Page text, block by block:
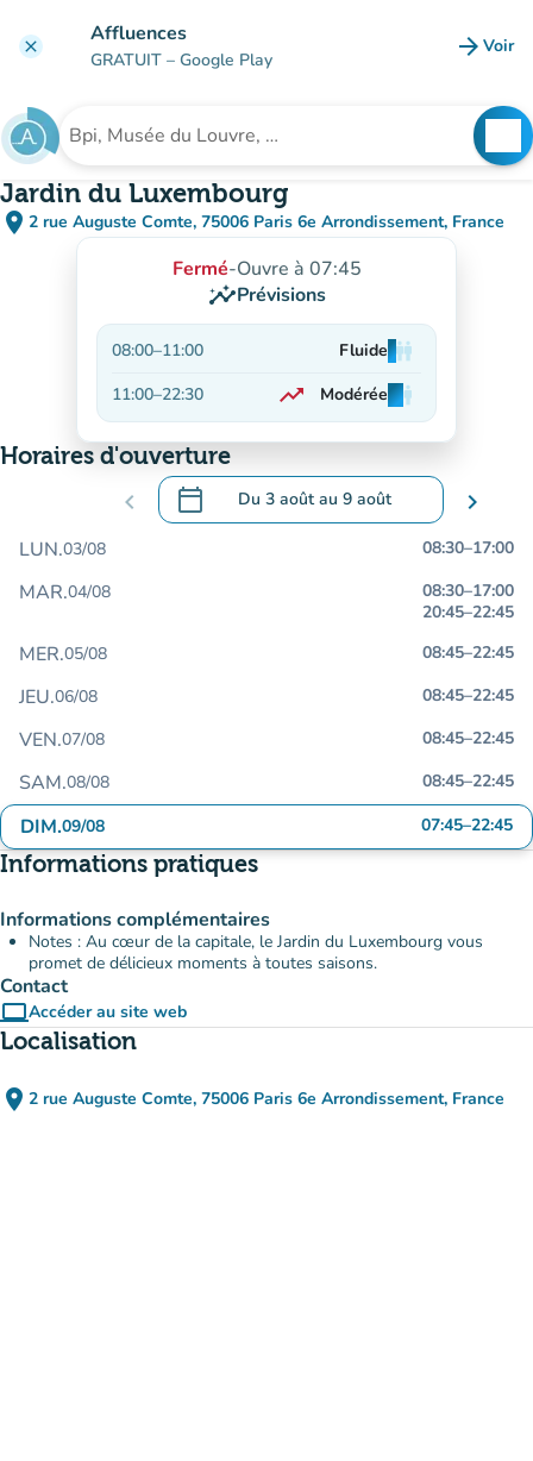
clear Affluences
GRATUIT – Google Play arrow_forward Voir
Rechercher un établissement
Jardin du Luxembourg
place 2 rue Auguste Comte, 75006 Paris 6e Arrondissement, France
(ouvrir dans Google Maps)
(nouvel onglet)
Fermé-Ouvre à 07:45
insightsPrévisions
08:00–11:00 Fluideman
man
man
11:00–22:30 trending_up
En hausse
Modéréeman
man
man
Horaires d'ouverture
chevron_left calendar_today Du 3 aoûtau 9 août
.Ouvrir le calendrier pour changer de
chevron_right
LUN.03/08 08:30–17:00
MAR.04/08 08:30–17:00
20:45–22:45
MER.05/08 08:45–22:45
JEU.06/08 08:45–22:45
VEN.07/08 08:45–22:45
SAM.08/08 08:45–22:45
DIM.09/08 07:45–22:45
Informations pratiques
Informations complémentaires
Notes : Au cœur de la capitale, le Jardin du Luxembourg vous
promet de délicieux moments à toutes saisons.
Contact
computerAccéder au site web
(nouvel onglet)
Localisation
place 2 rue Auguste Comte, 75006 Paris 6e Arrondissement, France
(ouvrir dans Google Maps)
(nouvel onglet)